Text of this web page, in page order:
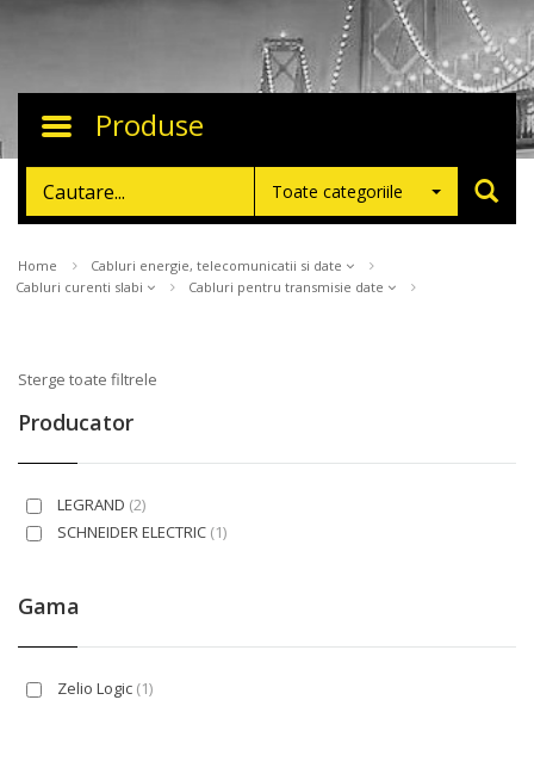
Toggle
Produse
Toate categoriile
Home
Cabluri energie, telecomunicatii si date
Cabluri curenti slabi
Cabluri pentru transmisie date
Sterge toate filtrele
Producator
LEGRAND (2)
SCHNEIDER ELECTRIC (1)
Gama
Zelio Logic (1)